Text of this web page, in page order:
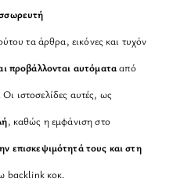
τα άρθρα, εικόνες και τυχόν
προβάλλονται αυτόματααπό
Οι ιστοσελίδες αυτές, ως
, καθώς η εμφάνιση στο
επισκεψιμότητά τους και στη
backlink κοκ.